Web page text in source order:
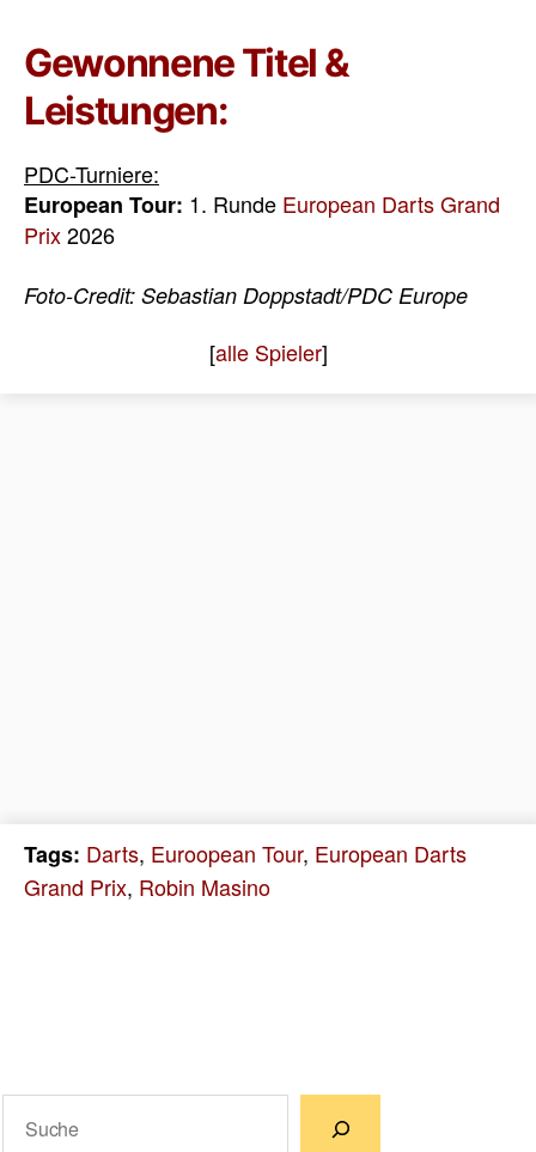
Gewonnene Titel &
Leistungen:
PDC-Turniere:
European Tour: 1. Runde European Darts Grand
Prix2026
Foto-Credit: Sebastian Doppstadt/PDC Europe
[alle Spieler]
Tags: Darts, Euroopean Tour, European Darts
Grand Prix, Robin Masino